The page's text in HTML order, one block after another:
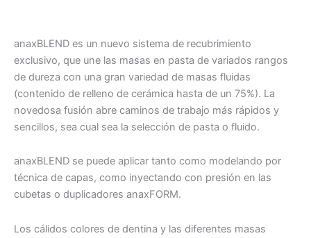
anaxBLEND es un nuevo sistema de recubrimiento
exclusivo, que une las masas en pasta de variados rangos
de dureza con una gran variedad de masas fluidas
(contenido de relleno de cerámica hasta de un 75%). La
novedosa fusión abre caminos de trabajo más rápidos y
sencillos, sea cual sea la selección de pasta o fluido.
anaxBLEND se puede aplicar tanto como modelando por
técnica de capas, como inyectando con presión en las
cubetas o duplicadores anaxFORM.
Los cálidos colores de dentina y las diferentes masas